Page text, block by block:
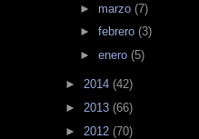
► marzo (7)
► febrero (3)
► enero (5)
► 2014 (42)
► 2013 (66)
► 2012 (70)